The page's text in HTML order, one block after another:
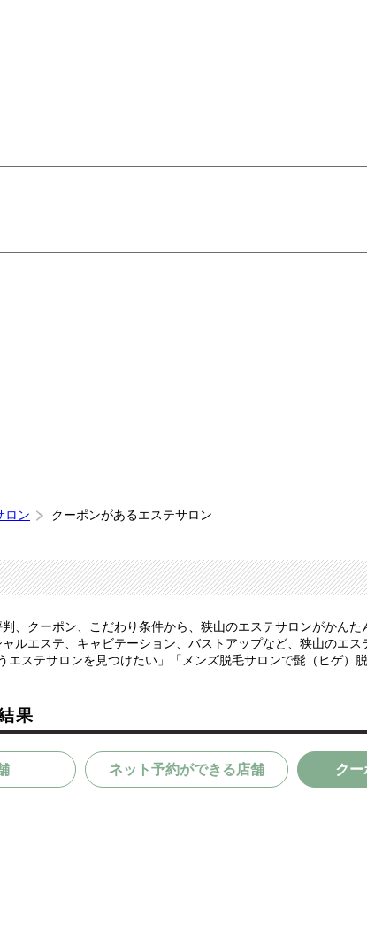
ロン クーポンがあるエステサロン
、クーポン、こだわり条件から、狭山のエステサロンがかん
ルエステ、キャビテーション、バストアップなど、狭山のエ
ステサロンを見つけたい」「メンズ脱毛サロンで髭（ヒゲ
果
ネット予約ができる店舗 クー